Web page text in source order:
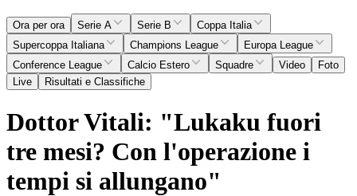
Ora per ora Serie A Serie B
Coppa Italia
Supercoppa Italiana
Champions League
Europa League
Conference League
Calcio Estero Squadre Video
Foto
Live
Risultati e Classifiche
Dottor Vitali: "Lukaku fuori
tre mesi? Con l'operazione i
tempi si allungano"